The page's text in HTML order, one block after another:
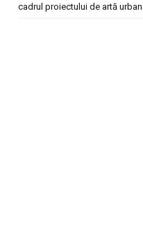
cadrul proiectului de artă